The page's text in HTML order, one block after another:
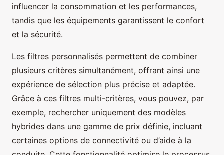
influencer la consommation et les performances,
tandis que les équipements garantissent le confort
et la sécurité.
Les filtres personnalisés permettent de combiner
plusieurs critères simultanément, offrant ainsi une
expérience de sélection plus précise et adaptée.
Grâce à ces filtres multi-critères, vous pouvez, par
exemple, rechercher uniquement des modèles
hybrides dans une gamme de prix définie, incluant
certaines options de connectivité ou d’aide à la